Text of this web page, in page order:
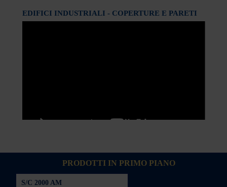
EDIFICI INDUSTRIALI - COPERTURE E PARETI
PRODOTTI IN PRIMO PIANO
S/C 2000 AM